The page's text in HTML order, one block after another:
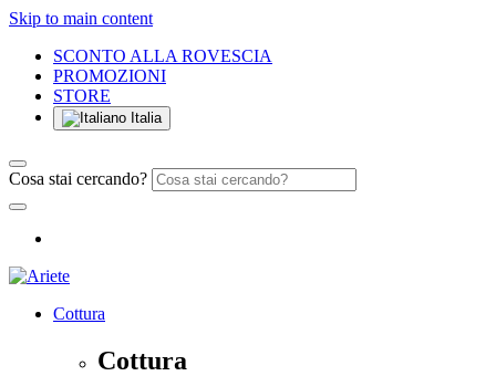
Skip to main content
SCONTO ALLA ROVESCIA
PROMOZIONI
STORE
Italia
Cosa stai cercando?
Cottura
Cottura